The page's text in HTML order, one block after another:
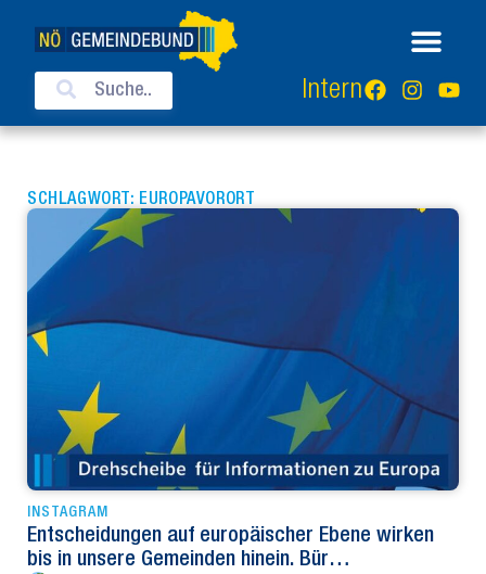
Intern
SCHLAGWORT: EUROPAVORORT
INSTAGRAM
Entscheidungen auf europäischer Ebene wirken
bis in unsere Gemeinden hinein. Bür…